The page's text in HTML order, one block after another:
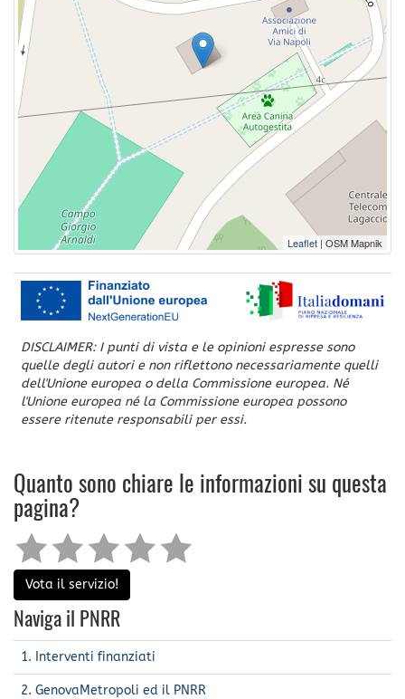
Leaflet | OSM Mapnik
DISCLAIMER: I punti di vista e le opinioni espresse sono
quelle degli autori e non riflettono necessariamente quelli
dell'Unione europea o della Commissione europea. Né
l'Unione europea né la Commissione europea possono
essere ritenute responsabili per essi.
Quanto sono chiare le informazioni su questa
pagina?
Vota il servizio!
Naviga il PNRR
1. Interventi finanziati
2. GenovaMetropoli ed il PNRR